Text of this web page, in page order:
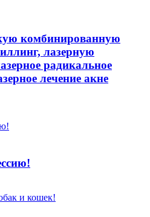
комбинированную
лазерную
радикальное
лечение акне